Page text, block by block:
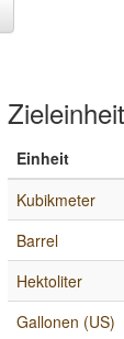
Einheit
Kubikmeter
Barrel
Hektoliter
Gallonen (US)